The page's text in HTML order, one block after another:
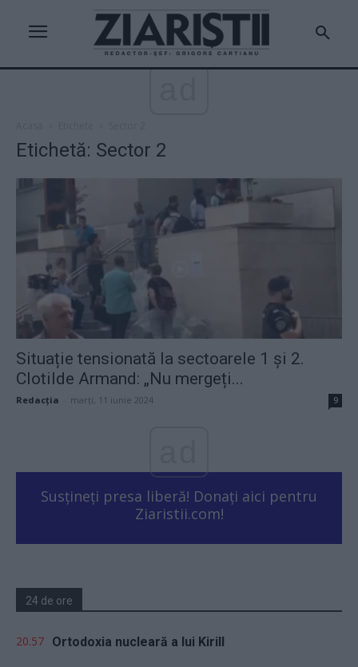
Etichetă: Sector 2
Situație tensionată la sectoarele 1 și 2.
Clotilde Armand: „Nu mergeți...
Redacţia marți, 11 iunie 2024 9
Susțineți presa liberă! Donați aici pentru
Ziaristii.com!
24 de ore
20.57 Ortodoxia nucleară a lui Kirill